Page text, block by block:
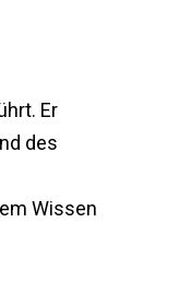
Er
des
Wissen